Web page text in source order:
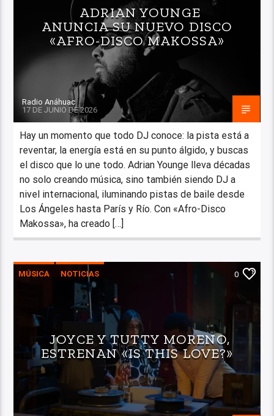
ADRIAN YOUNGE
ANUNCIA SU NUEVO DISCO
«AFRO-DISCO MAKOSSA»
Radio Anáhuac
17 DE JUNIO DE 2026
Hay un momento que todo DJ conoce: la pista está a
reventar, la energía está en su punto álgido, y buscas
el disco que lo une todo. Adrian Younge lleva décadas
no solo creando música, sino también siendo DJ a
nivel internacional, iluminando pistas de baile desde
Los Ángeles hasta París y Río. Con «Afro-Disco
Makossa», ha creado […]
MÚSICA NOTICIAS 0
JOYCE Y TUTTY MORENO,
ESTRENAN «IS THIS LOVE?»